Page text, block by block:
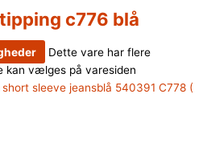
c776 blå
Dette vare har flere
kan vælges på varesiden